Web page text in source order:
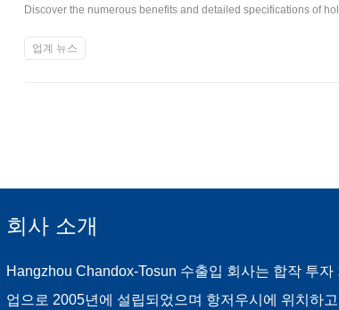
Discover the numerous benefits and detailed specifications of
업계 뉴스
회사 소개
Hangzhou Chandox-Tosun 수출입 회사는 합작 투자
업으로 2005년에 설립되었으며 항저우시에 위치하고